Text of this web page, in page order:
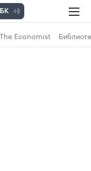
The Economist